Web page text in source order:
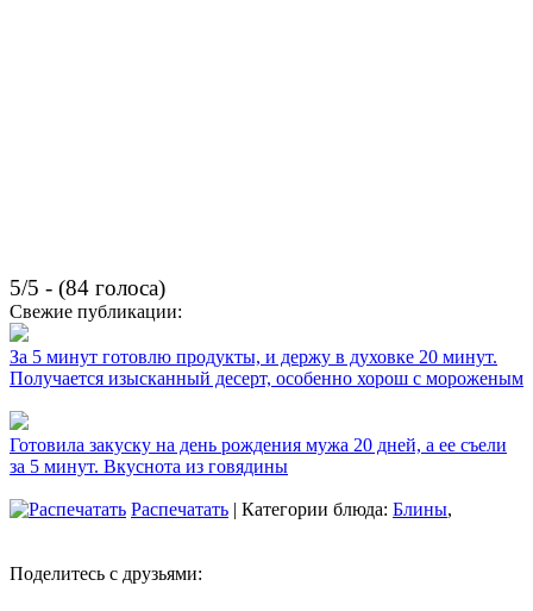
5/5 - (84 голоса)
Свежие публикации:
За 5 минут готовлю продукты, и держу в духовке 20 минут.
Получается изысканный десерт, особенно хорош с мороженым
Готовила закуску на день рождения мужа 20 дней, а ее съели
за 5 минут. Вкуснота из говядины
Распечатать | Категории блюда: Блины,
Поделитесь с друзьями: